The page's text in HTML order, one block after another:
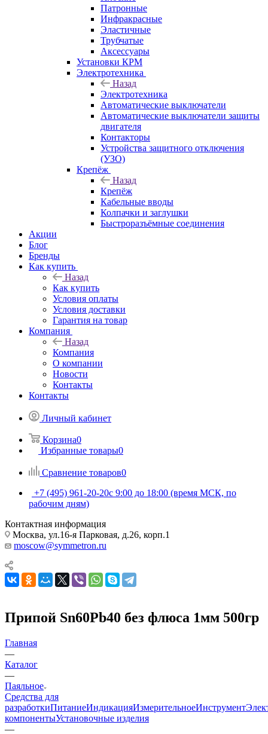
Патронные
Инфракрасные
Эластичные
Трубчатые
Аксессуары
Установки КРМ
Электротехника
Назад
Электротехника
Автоматические выключатели
Автоматические выключатели защиты
двигателя
Контакторы
Устройства защитного отключения
(УЗО)
Крепёж
Назад
Крепёж
Кабельные вводы
Колпачки и заглушки
Быстроразъёмные соединения
Акции
Блог
Бренды
Как купить
Назад
Как купить
Условия оплаты
Условия доставки
Гарантия на товар
Компания
Назад
Компания
О компании
Новости
Контакты
Контакты
Личный кабинет
Корзина0
Избранные товары0
Сравнение товаров0
+7 (495) 961-20-20с 9:00 до 18:00 (время МСК, по
рабочим дням)
Контактная информация
Москва, ул.16-я Парковая, д.26, корп.1
moscow@symmetron.ru
Припой Sn60Pb40 без флюса 1мм 500гр
Главная
—
Каталог
—
Паяльное
Средства для
разработкиПитаниеИндикацияИзмерительноеИнструмент
компонентыУстановочные изделия
—